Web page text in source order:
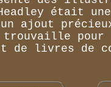
était
ajout
de livres de